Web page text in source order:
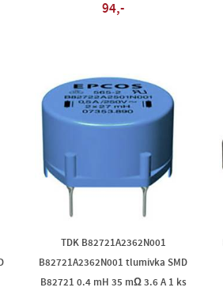
94,-
TDK B82721A2362N001
B82721A2362N001 tlumivka SMD
B82721 0.4 mH 35 mΩ 3.6 A 1 ks